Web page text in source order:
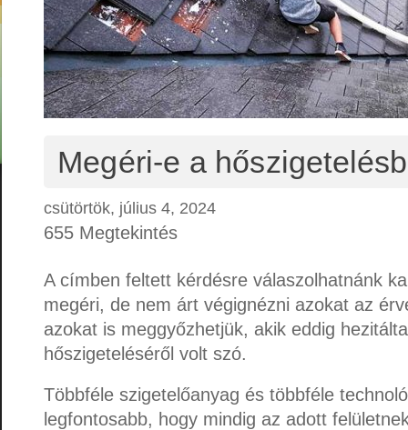
Megéri-e a
csütörtök, július 4, 2024
655 Megtekintés
A címben feltett kérdésre válaszolhatnánk
megéri, de nem árt végignézni azokat az
azokat is meggyőzhetjük, akik eddig
hőszigeteléséről volt szó.
Többféle szigetelőanyag és többféle
legfontosabb, hogy mindig az adott